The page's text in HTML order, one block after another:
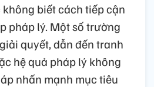
biết cách tiếp cận
pháp lý. Một số trường
quyết, dẫn đến tranh
hệ quả pháp lý không
nhấn mạnh mục tiêu